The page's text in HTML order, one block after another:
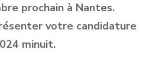
prochain à Nantes.
votre candidature
minuit.